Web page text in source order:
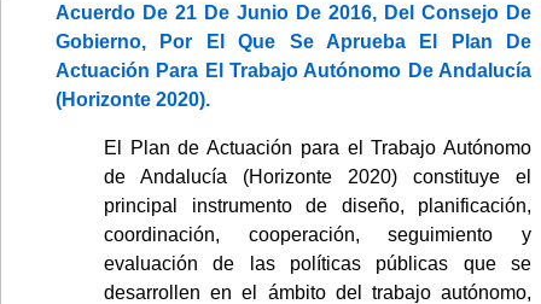
Acuerdo De 21 De Junio De 2016, Del Consejo De
Gobierno, Por El Que Se Aprueba El Plan De
Actuación Para El Trabajo Autónomo De Andalucía
(Horizonte 2020).
El Plan de Actuación para el Trabajo Autónomo
de Andalucía (Horizonte 2020) constituye el
principal instrumento de diseño, planificación,
coordinación, cooperación, seguimiento y
evaluación de las políticas públicas que se
desarrollen en el ámbito del trabajo autónomo,